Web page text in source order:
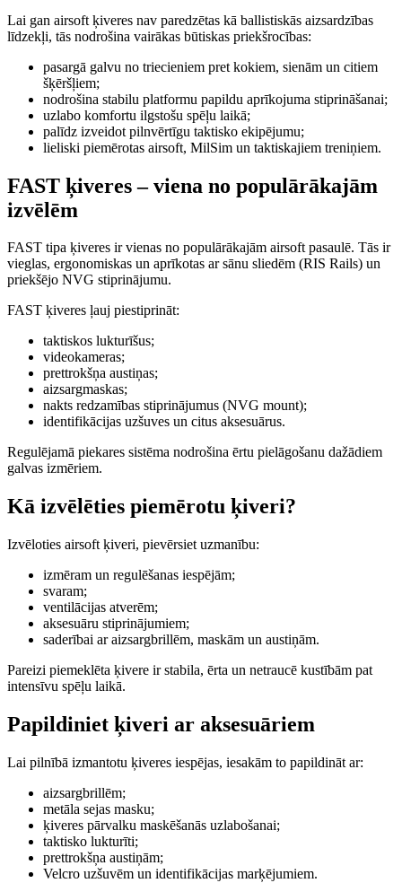
Lai gan airsoft ķiveres nav paredzētas kā ballistiskās aizsardzības
līdzekļi, tās nodrošina vairākas būtiskas priekšrocības:
pasargā galvu no triecieniem pret kokiem, sienām un citiem
šķēršļiem;
nodrošina stabilu platformu papildu aprīkojuma stiprināšanai;
uzlabo komfortu ilgstošu spēļu laikā;
palīdz izveidot pilnvērtīgu taktisko ekipējumu;
lieliski piemērotas airsoft, MilSim un taktiskajiem treniņiem.
FAST ķiveres – viena no populārākajām
izvēlēm
FAST tipa ķiveres ir vienas no populārākajām airsoft pasaulē. Tās ir
vieglas, ergonomiskas un aprīkotas ar sānu sliedēm (RIS Rails) un
priekšējo NVG stiprinājumu.
FAST ķiveres ļauj piestiprināt:
taktiskos lukturīšus;
videokameras;
prettrokšņa austiņas;
aizsargmaskas;
nakts redzamības stiprinājumus (NVG mount);
identifikācijas uzšuves un citus aksesuārus.
Regulējamā piekares sistēma nodrošina ērtu pielāgošanu dažādiem
galvas izmēriem.
Kā izvēlēties piemērotu ķiveri?
Izvēloties airsoft ķiveri, pievērsiet uzmanību:
izmēram un regulēšanas iespējām;
svaram;
ventilācijas atverēm;
aksesuāru stiprinājumiem;
saderībai ar aizsargbrillēm, maskām un austiņām.
Pareizi piemeklēta ķivere ir stabila, ērta un netraucē kustībām pat
intensīvu spēļu laikā.
Papildiniet ķiveri ar aksesuāriem
Lai pilnībā izmantotu ķiveres iespējas, iesakām to papildināt ar:
aizsargbrillēm;
metāla sejas masku;
ķiveres pārvalku maskēšanās uzlabošanai;
taktisko lukturīti;
prettrokšņa austiņām;
Velcro uzšuvēm un identifikācijas marķējumiem.